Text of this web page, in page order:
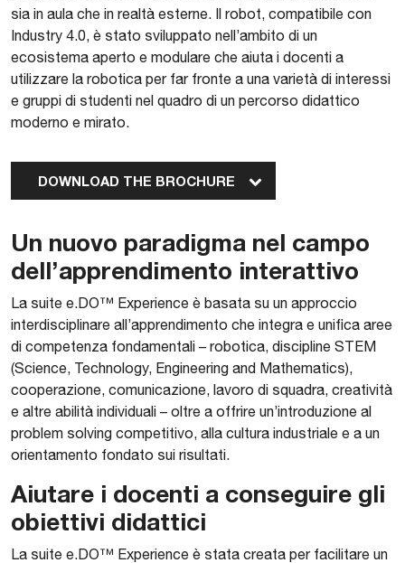
sia in aula che in realtà esterne. Il robot, compatibile con
Industry 4.0, è stato sviluppato nell’ambito di un
ecosistema aperto e modulare che aiuta i docenti a
utilizzare la robotica per far fronte a una varietà di interessi
e gruppi di studenti nel quadro di un percorso didattico
moderno e mirato.
DOWNLOAD THE BROCHURE
Un nuovo paradigma nel campo
dell’apprendimento interattivo
​La suite e.DO™ Experience è basata su un approccio
interdisciplinare all’apprendimento che integra e unifica aree
di competenza fondamentali – robotica, discipline STEM
(Science, Technology, Engineering and Mathematics),
cooperazione, comunicazione, lavoro di squadra, creatività
e altre abilità individuali – oltre a offrire un’introduzione al
problem solving competitivo, alla cultura industriale e a un
orientamento fondato sui risultati.
Aiutare i docenti a conseguire gli
obiettivi didattici
​La suite e.DO™ Experience è stata creata per facilitare un